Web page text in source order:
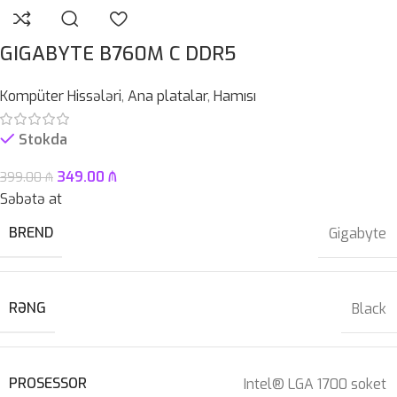
GIGABYTE B760M C DDR5
Kompüter Hissələri, Ana platalar, Hamısı
Stokda
399.00₼ 349.00 ₼
Səbətə at
BREND
Gigabyte
RƏNG Black
PROSESSOR Intel® LGA 1700 soket